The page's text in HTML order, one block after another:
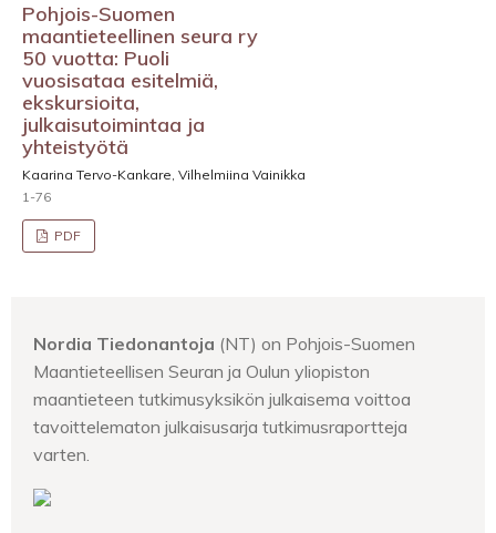
Pohjois-Suomen
maantieteellinen seura ry
50 vuotta: Puoli
vuosisataa esitelmiä,
ekskursioita,
julkaisutoimintaa ja
yhteistyötä
Kaarina Tervo-Kankare, Vilhelmiina Vainikka
1-76
PDF
Nordia Tiedonantoja (NT) on Pohjois-Suomen
Maantieteellisen Seuran ja Oulun yliopiston
maantieteen tutkimusyksikön julkaisema voittoa
tavoittelematon julkaisusarja tutkimusraportteja
varten.